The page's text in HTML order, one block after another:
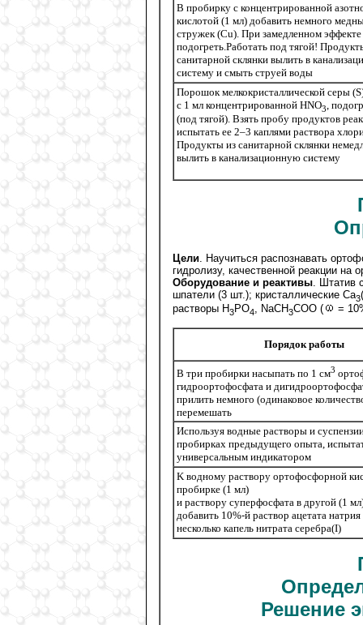
В пробирку с концентрированной
кислотой (1 мл) добавить немного
стружек (Сu). При замедленном
подогреть.Работать под тягой!
санитарной склянки вылить в
систему и смыть струей воды
Порошок мелкокристаллической серы
с 1 мл концентрированной HNO3 ,
(под тягой). Взять пробу продуктов
испытать ее 2–3 каплями раствора
Продукты из санитарной склянки
вылить в канализационную систему
Цели . Научиться распознавать
гидролизу, качественной реакции на
Оборудование и реактивы . Штатив
шпатели (3 шт.); кристаллические Са3
pастворы H3РO4, NaCH3COO ( =
Порядок работы
В три пробирки насыпать по 1 см3
гидроортофосфата и
прилить немного (одинаковое
перемешать
Используя водные растворы и
пробирках предыдущего опыта,
универсальным индикатором
K водному раствору ортофосфорной
пробирке (1 мл)
и раствору суперфосфата в другой (1
добавить 10%-й раствор ацетата натрия
несколько капель нитрата серебра(I)
Решение